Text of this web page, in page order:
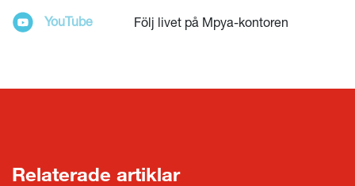
YouTube Följ livet på Mpya-kontoren
Relaterade artiklar